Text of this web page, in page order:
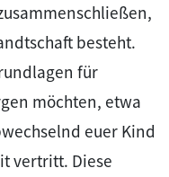
besteht.
für
möchten, etwa
euer Kind
vertritt. Diese